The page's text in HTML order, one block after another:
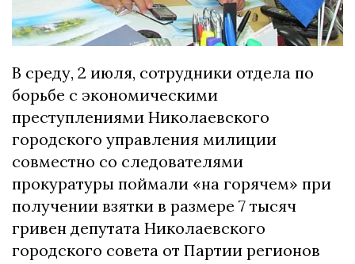
В среду, 2 июля, сотрудники отдела по
борьбе с экономическими
преступлениями Николаевского
городского управления милиции
совместно со следователями
прокуратуры поймали «на горячем» при
получении взятки в размере 7 тысяч
гривен депутата Николаевского
городского совета от Партии регионов